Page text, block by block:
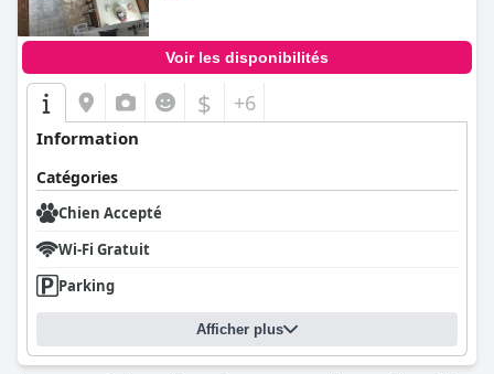
Voir les disponibilités
$ +6
Information
Catégories
Chien Accepté
Wi-Fi Gratuit
Parking
Afficher plus